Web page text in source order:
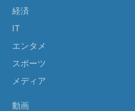
経済
IT
エンタメ
スポーツ
メディア
動画